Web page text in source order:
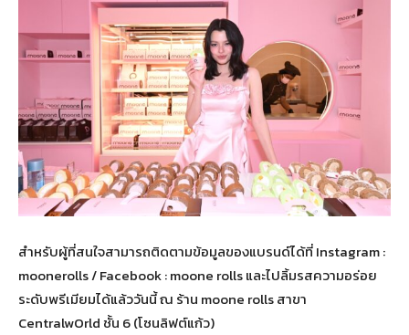
สำหรับผู้ที่สนใจสามารถติดตามข้อมูลของแบรนด์ได้ที่ Instagram :
moonerolls / Facebook : moone rolls และไปลิ้มรสความอร่อย
ระดับพรีเมียมได้แล้ววันนี้ ณ ร้าน moone rolls สาขา
CentralwOrld ชั้น 6 (โซนลิฟต์แก้ว)